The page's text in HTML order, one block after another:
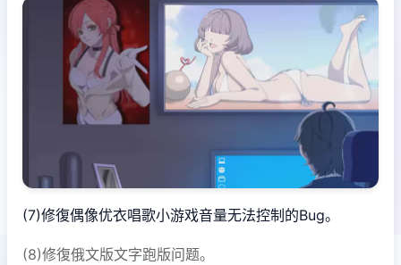
(7)修復偶像优衣唱歌小游戏音量无法控制的Bug。
(8)修復俄文版文字跑版问题。